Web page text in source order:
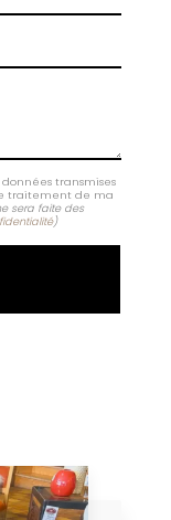
transmises
traitement de ma
sera faite des
)